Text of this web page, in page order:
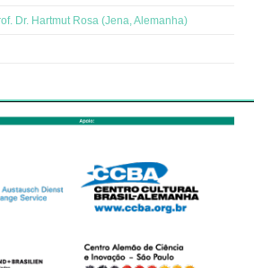
Dr. Hartmut Rosa (Jena, Alemanha)